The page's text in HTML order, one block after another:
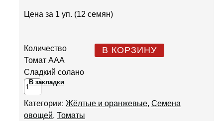
Цена за 1 уп. (12 семян)
Количество
Томат ААА
Сладкий солано
В КОРЗИНУ
В закладки
Категории: Жёлтые и оранжевые, Семена
овощей, Томаты